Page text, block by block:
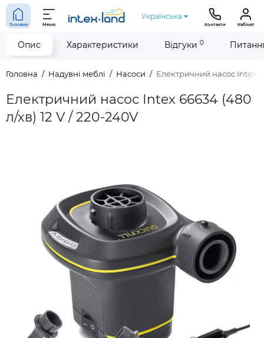
Головна Меню
Українська
Контакти Кабінет
Головна Надувні меблі Насоси Електричний насос Intex
Електричний насос Intex 66634 (480
л/хв) 12 V / 220-240V
Опис Характеристики Відгуки 0